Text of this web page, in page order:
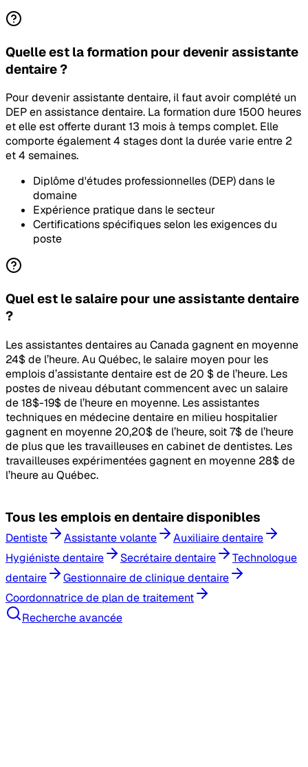
Quelle est la formation pour devenir assistante
dentaire ?
Pour devenir assistante dentaire, il faut avoir complété un
DEP en assistance dentaire. La formation dure 1500 heures
et elle est offerte durant 13 mois à temps complet. Elle
comporte également 4 stages dont la durée varie entre 2
et 4 semaines.
Diplôme d'études professionnelles (DEP) dans le
domaine
Expérience pratique dans le secteur
Certifications spécifiques selon les exigences du
poste
Quel est le salaire pour une assistante dentaire
?
Les assistantes dentaires au Canada gagnent en moyenne
24$ de l’heure. Au Québec, le salaire moyen pour les
emplois d’assistante dentaire est de 20 $ de l’heure. Les
postes de niveau débutant commencent avec un salaire
de 18$-19$ de l’heure en moyenne. Les assistantes
techniques en médecine dentaire en milieu hospitalier
gagnent en moyenne 20,20$ de l’heure, soit 7$ de l’heure
de plus que les travailleuses en cabinet de dentistes. Les
travailleuses expérimentées gagnent en moyenne 28$ de
l’heure au Québec.
Tous les emplois en dentairedisponibles
Dentiste Assistante volante
Auxiliaire dentaire
Hygiéniste dentaire
Secrétaire dentaire
Technologue
dentaire
Gestionnaire de clinique dentaire
Coordonnatrice de plan de traitement
Recherche avancée